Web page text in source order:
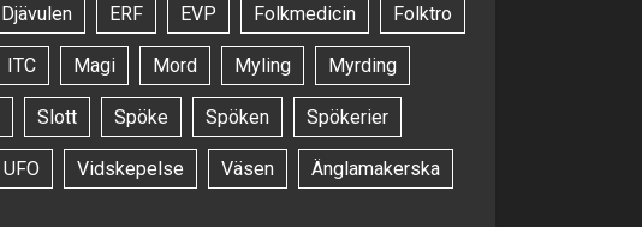
Djävulen ERF EVP Folkmedicin Folktro
ITC Magi Mord Myling Myrding
Slott Spöke Spöken Spökerier
UFO Vidskepelse Väsen Änglamakerska